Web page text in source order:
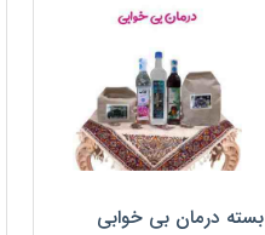
بسته درمان بی خوابی